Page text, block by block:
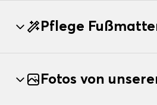
Pflege
Fotos von